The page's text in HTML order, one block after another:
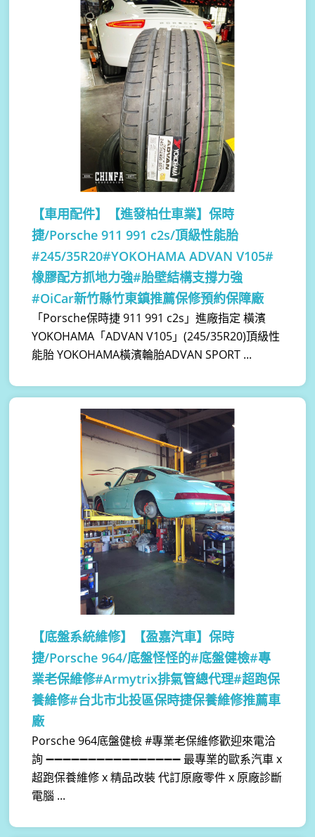
【車用配件】
【進發柏仕車業】保時
捷/Porsche 911 991 c2s/頂級性能胎
#245/35R20#YOKOHAMA ADVAN V105#
橡膠配方抓地力強#胎壁結構支撐力強
#OiCar新竹縣竹東鎮推薦保修預約保障廠
「Porsche保時捷 911 991 c2s」進廠指定 橫濱
YOKOHAMA「ADVAN V105」(245/35R20)頂級性
能胎 YOKOHAMA橫濱輪胎ADVAN SPORT ...
【底盤系統維修】
【盈嘉汽車】保時
捷/Porsche 964/底盤怪怪的#底盤健檢#專
業老保維修#Armytrix排氣管總代理#超跑保
養維修#台北市北投區保時捷保養維修推薦車
廠
Porsche 964底盤健檢 #專業老保維修歡迎來電洽
詢 ➖➖➖➖➖➖➖➖➖➖➖➖➖➖➖➖ 最專業的歐系汽車 x
超跑保養維修 x 精品改裝 代訂原廠零件 x 原廠診斷
電腦 ...